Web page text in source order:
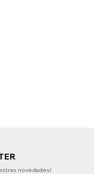
novedades!